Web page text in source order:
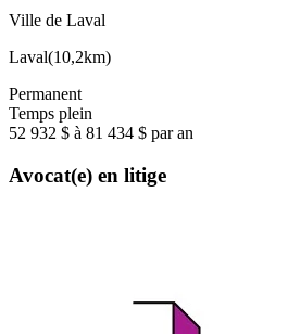
Ville de Laval
Laval(10,2km)
Permanent
Temps plein
52 932 $ à 81 434 $ par an
Avocat(e) en litige